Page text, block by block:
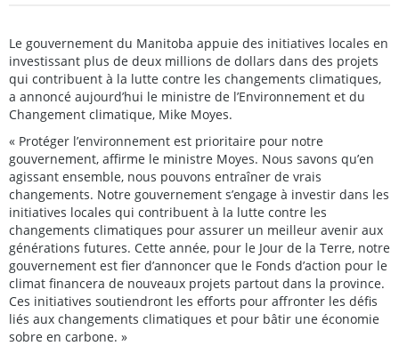
Le gouvernement du Manitoba appuie des initiatives locales en
investissant plus de deux millions de dollars dans des projets
qui contribuent à la lutte contre les changements climatiques,
a annoncé aujourd’hui le ministre de l’Environnement et du
Changement climatique, Mike Moyes.
« Protéger l’environnement est prioritaire pour notre
gouvernement, affirme le ministre Moyes. Nous savons qu’en
agissant ensemble, nous pouvons entraîner de vrais
changements. Notre gouvernement s’engage à investir dans les
initiatives locales qui contribuent à la lutte contre les
changements climatiques pour assurer un meilleur avenir aux
générations futures. Cette année, pour le Jour de la Terre, notre
gouvernement est fier d’annoncer que le Fonds d’action pour le
climat financera de nouveaux projets partout dans la province.
Ces initiatives soutiendront les efforts pour affronter les défis
liés aux changements climatiques et pour bâtir une économie
sobre en carbone. »